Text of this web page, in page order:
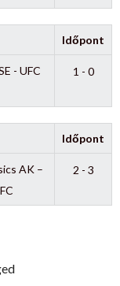
Időpont
- UFC
1 - 0
Időpont
AK –
2 - 3